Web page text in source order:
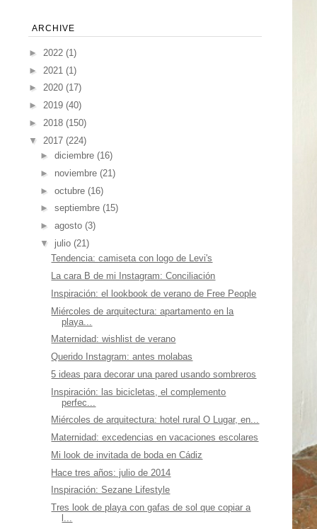
ARCHIVE
► 2022 (1)
► 2021 (1)
► 2020 (17)
► 2019 (40)
► 2018 (150)
▼ 2017 (224)
► diciembre (16)
► noviembre (21)
► octubre (16)
► septiembre (15)
► agosto (3)
▼ julio (21)
Tendencia: camiseta con logo de Levi's
La cara B de mi Instagram: Conciliación
Inspiración: el lookbook de verano de Free People
Miércoles de arquitectura: apartamento en la
playa...
Maternidad: wishlist de verano
Querido Instagram: antes molabas
5 ideas para decorar una pared usando sombreros
Inspiración: las bicicletas, el complemento
perfec...
Miércoles de arquitectura: hotel rural O Lugar, en...
Maternidad: excedencias en vacaciones escolares
Mi look de invitada de boda en Cádiz
Hace tres años: julio de 2014
Inspiración: Sezane Lifestyle
Tres look de playa con gafas de sol que copiar a
l...